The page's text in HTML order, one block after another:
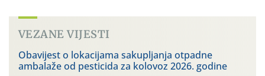
VEZANE VIJESTI
Obavijest o lokacijama sakupljanja otpadne
ambalaže od pesticida za kolovoz 2026. godine